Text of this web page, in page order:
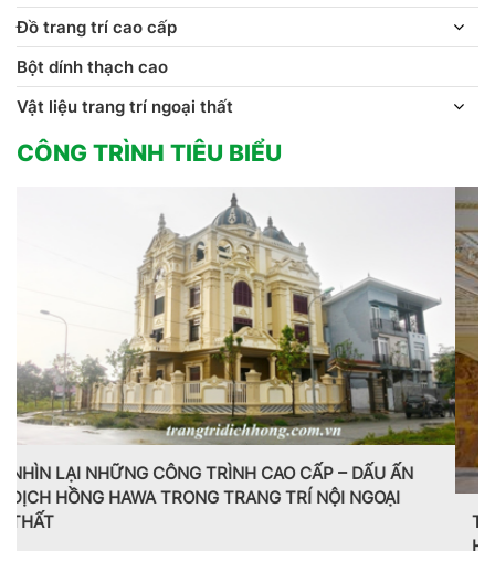
Đồ trang trí cao cấp
Bột dính thạch cao
Vật liệu trang trí ngoại thất
CÔNG TRÌNH TIÊU BIỂU
Trang trí nội thất theo phong cách Pháp do CT CP Dịch